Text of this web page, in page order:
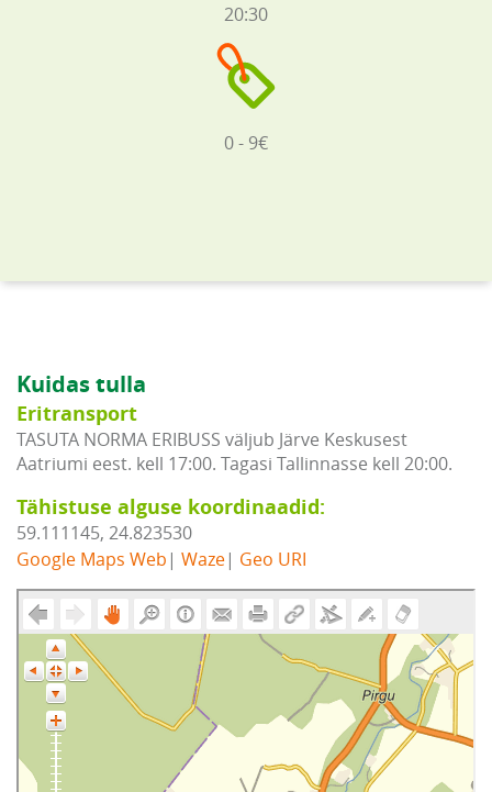
20:30
0 - 9€
Kuidas tulla
Eritransport
TASUTA NORMA ERIBUSS väljub Järve Keskusest
Aatriumi eest. kell 17:00. Tagasi Tallinnasse kell 20:00.
Tähistuse alguse koordinaadid:
59.111145, 24.823530
Google Maps Web | Waze| Geo URI